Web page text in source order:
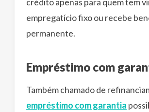
empregatício fixo ou recebe
permanente.
Empréstimo com
Também chamado de
empréstimo com garantia